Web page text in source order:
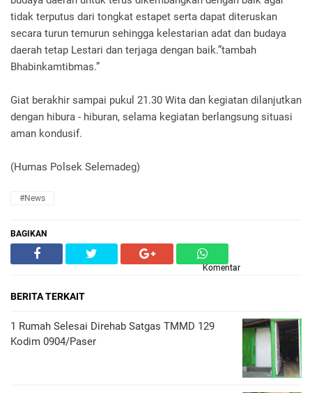
tidak terputus dari tongkat estapet serta dapat diteruskan
secara turun temurun sehingga kelestarian adat dan budaya
daerah tetap Lestari dan terjaga dengan baik.”tambah
Bhabinkamtibmas.”
Giat berakhir sampai pukul 21.30 Wita dan kegiatan dilanjutkan
dengan hibura - hiburan, selama kegiatan berlangsung situasi
aman kondusif.
(Humas Polsek Selemadeg)
#News
BAGIKAN
Komentar
BERITA TERKAIT
1 Rumah Selesai Direhab Satgas TMMD 129
Kodim 0904/Paser